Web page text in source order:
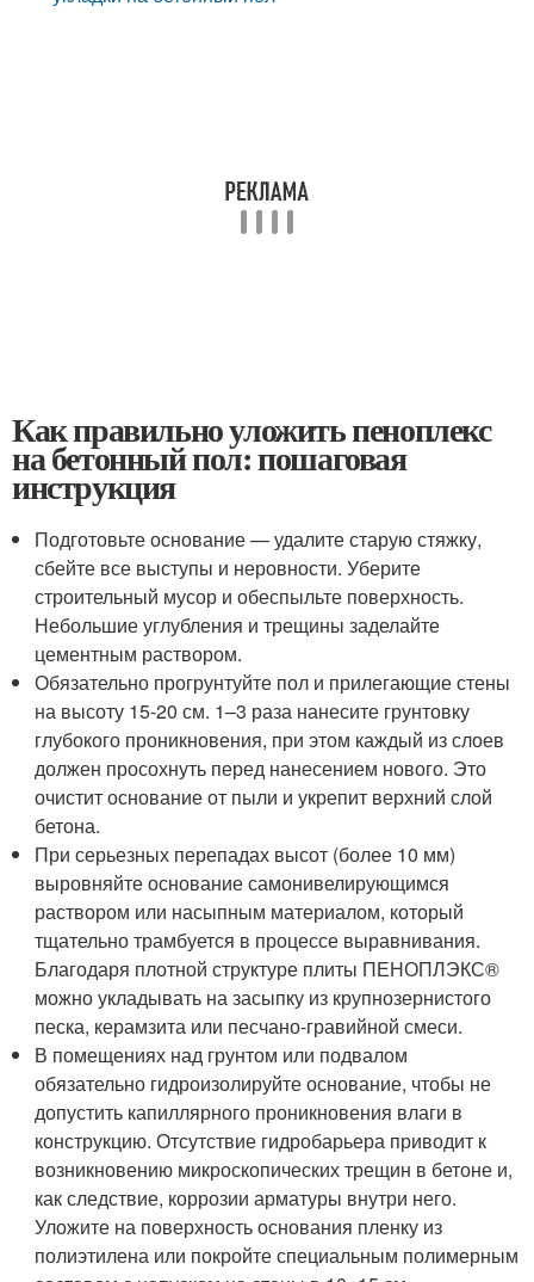
Как правильно уложить пеноплекс
на бетонный пол: пошаговая
инструкция
Подготовьте основание — удалите старую стяжку,
сбейте все выступы и неровности. Уберите
строительный мусор и обеспыльте поверхность.
Небольшие углубления и трещины заделайте
цементным раствором.
Обязательно прогрунтуйте пол и прилегающие стены
на высоту 15-20 см. 1–3 раза нанесите грунтовку
глубокого проникновения, при этом каждый из слоев
должен просохнуть перед нанесением нового. Это
очистит основание от пыли и укрепит верхний слой
бетона.
При серьезных перепадах высот (более 10 мм)
выровняйте основание самонивелирующимся
раствором или насыпным материалом, который
тщательно трамбуется в процессе выравнивания.
Благодаря плотной структуре плиты ПЕНОПЛЭКС®
можно укладывать на засыпку из крупнозернистого
песка, керамзита или песчано-гравийной смеси.
В помещениях над грунтом или подвалом
обязательно гидроизолируйте основание, чтобы не
допустить капиллярного проникновения влаги в
конструкцию. Отсутствие гидробарьера приводит к
возникновению микроскопических трещин в бетоне и,
как следствие, коррозии арматуры внутри него.
Уложите на поверхность основания пленку из
полиэтилена или покройте специальным полимерным